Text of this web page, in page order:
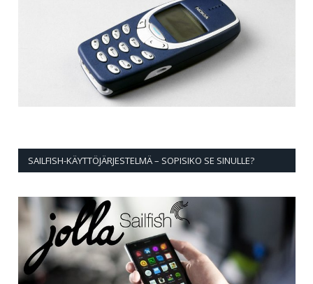
SAILFISH-KÄYTTÖJÄRJESTELMÄ – SOPISIKO SE SINULLE?